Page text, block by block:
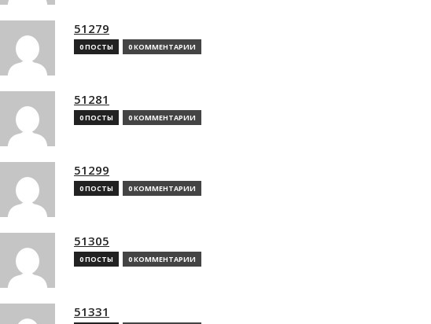
51279
0 ПОСТЫ 0 КОММЕНТАРИИ
51281
0 ПОСТЫ 0 КОММЕНТАРИИ
51299
0 ПОСТЫ 0 КОММЕНТАРИИ
51305
0 ПОСТЫ 0 КОММЕНТАРИИ
51331